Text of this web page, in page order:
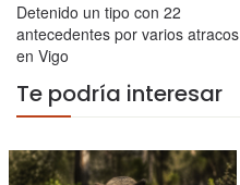
Detenido un tipo con 22
antecedentes por varios atracos
en Vigo
Te podría interesar